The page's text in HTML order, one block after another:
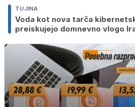
TUJINA
Voda kot nova tarča
preiskujejo domnevno vlogo